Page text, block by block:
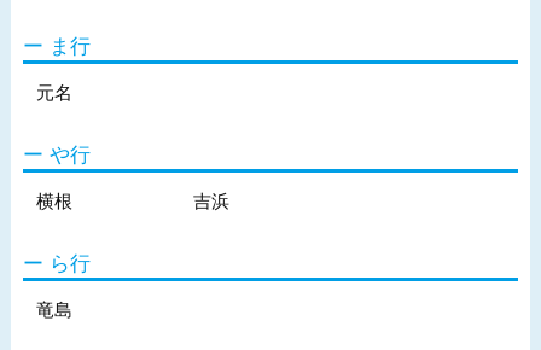
ま行
元名
や行
横根 吉浜
ら行
竜島